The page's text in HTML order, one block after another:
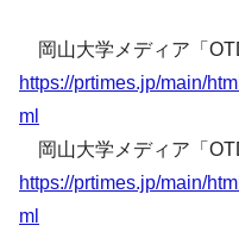
岡山大学メディア「
https://prtimes.jp/main/
ml
岡山大学メディア「
https://prtimes.jp/main/
ml